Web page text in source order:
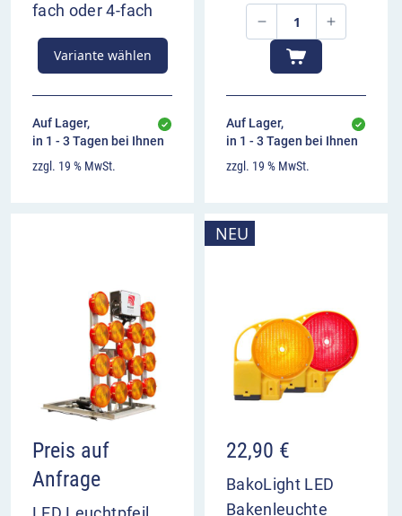
fach oder 4-fach
Variante wählen
Auf Lager,
in 1 - 3 Tagen bei Ihnen
zzgl. 19 % MwSt.
Auf Lager,
in 1 - 3 Tagen bei Ihnen
zzgl. 19 % MwSt.
Preis auf
Anfrage
NEU
22,90 €
BakoLight LED
Bakenleuchte